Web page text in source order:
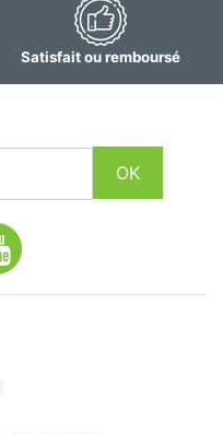
Satisfait ou remboursé
OK